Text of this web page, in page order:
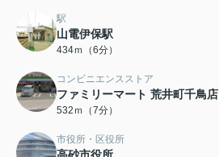
駅
山電伊保駅
434ｍ（6分）
コンビニエンスストア
ファミリーマート 荒井町千鳥店
532ｍ（7分）
市役所・区役所